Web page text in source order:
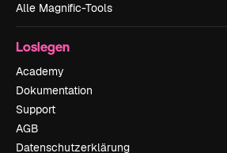
Alle Magnific-Tools
Loslegen
Academy
Dokumentation
Support
AGB
Datenschutzerklärung